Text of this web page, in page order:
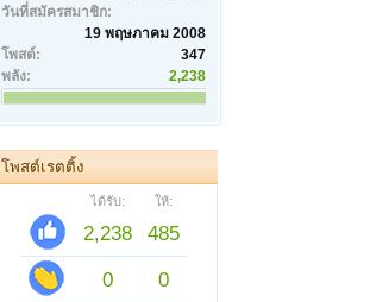
วันที่สมัครสมาชิก:
19 พฤษภาคม 2008
โพสต์:
347
พลัง:
2,238
โพสต์เรตติ้ง
ได้รับ: ให้:
2,238
485
0
0